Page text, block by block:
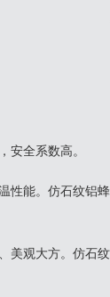
安全系数高。
性能。仿石纹铝
美观大方。仿石